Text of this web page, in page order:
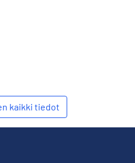
kaikki tiedot